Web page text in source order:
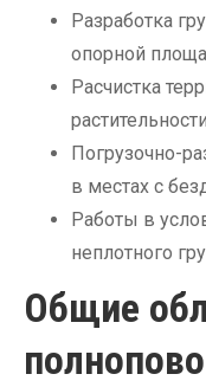
Разработка
опорной
Расчистка
растительности.
Погрузочно-
в местах с
Работы в
неплотного
Общие